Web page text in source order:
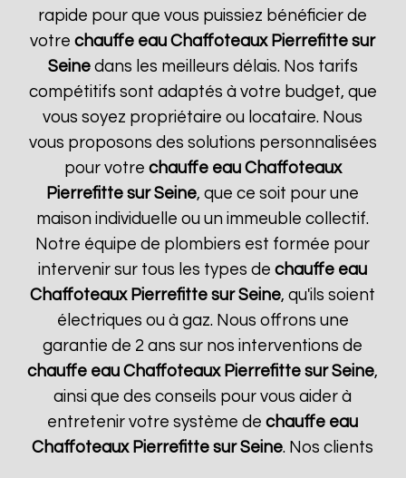
rapide pour que vous puissiez bénéficier de
votrechauffe eau Chaffoteaux Pierrefitte sur
Seinedans les meilleurs délais. Nos tarifs
compétitifs sont adaptés à votre budget, que
vous soyez propriétaire ou locataire. Nous
vous proposons des solutions personnalisées
pour votre chauffe eau Chaffoteaux
Pierrefitte sur Seine, que ce soit pour une
maison individuelle ou un immeuble collectif.
Notre équipe de plombiers est formée pour
intervenir sur tous les types dechauffe eau
Chaffoteaux Pierrefitte sur Seine, qu'ils soient
électriques ou à gaz. Nous offrons une
garantie de 2 ans sur nos interventions de
chauffe eau Chaffoteaux Pierrefitte sur Seine,
ainsi que des conseils pour vous aider à
entretenir votre système dechauffe eau
Chaffoteaux Pierrefitte sur Seine. Nos clients